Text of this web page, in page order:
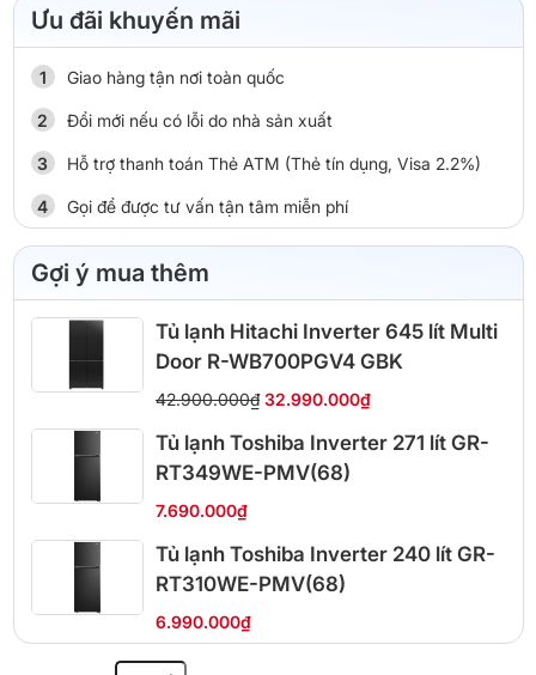
Ưu đãi khuyến mãi
Giao hàng tận nơi toàn quốc
Đổi mới nếu có lỗi do nhà sản xuất
Hỗ trợ thanh toán Thẻ ATM (Thẻ tín dụng, Visa 2.2%)
Gọi để được tư vấn tận tâm miễn phí
Gợi ý mua thêm
Tủ lạnh Hitachi Inverter 645 lít Multi
Door R-WB700PGV4 GBK
42.900.000₫ 32.990.000₫
Tủ lạnh Toshiba Inverter 271 lít GR-
RT349WE-PMV(68)
7.690.000₫
Tủ lạnh Toshiba Inverter 240 lít GR-
RT310WE-PMV(68)
6.990.000₫